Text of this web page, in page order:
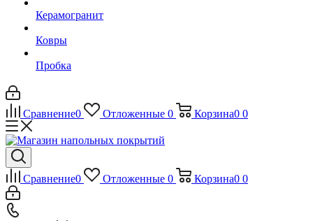
Керамогранит
Ковры
Пробка
Сравнение0 Отложенные 0 Корзина0 0
Сравнение0 Отложенные 0 Корзина0 0